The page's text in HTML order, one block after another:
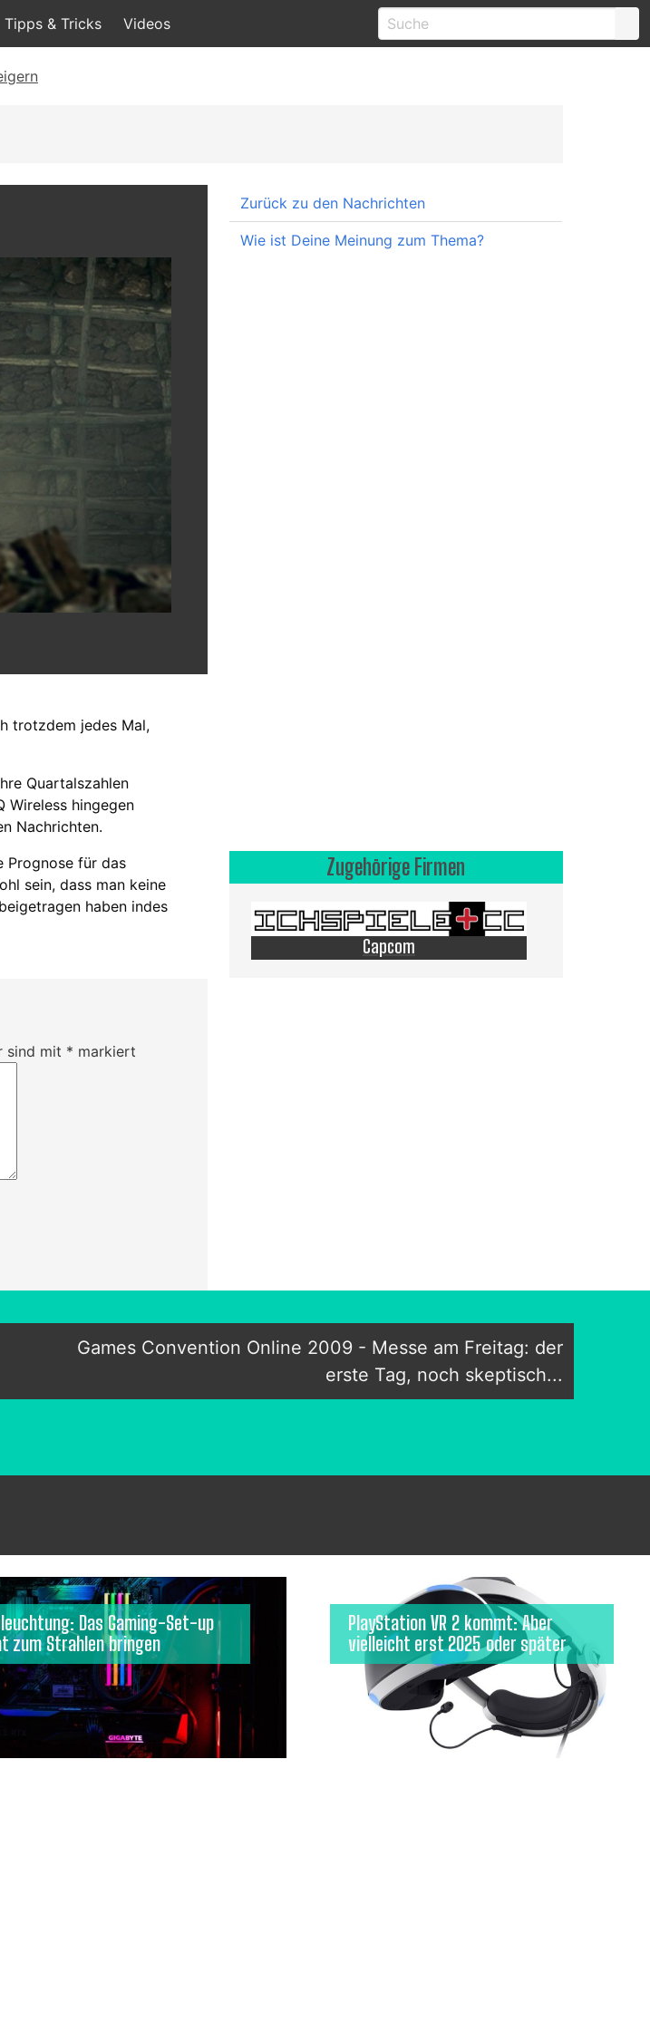
Tipps & Tricks Videos
trotzdem jedes Mal,
Quartalszahlen
Wireless hingegen
Nachrichten.
Prognose für das
sein, dass man keine
haben indes
sind mit * markiert
Zurück zu den Nachrichten
Wie ist Deine Meinung zum Thema?
Zugehörige Firmen
Capcom
Games Convention Online 2009 - Messe am Freitag: der
erste Tag, noch skeptisch...
Das Gaming-Set-up
zum Strahlen bringen
PlayStation VR 2 kommt: Aber
vielleicht erst 2025 oder später